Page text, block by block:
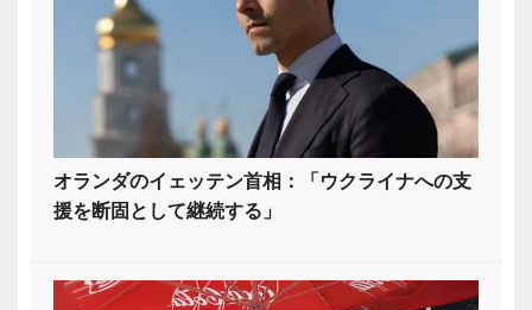
オランダのイェッテン首相：「ウクライナへの支
援を断固として継続する」